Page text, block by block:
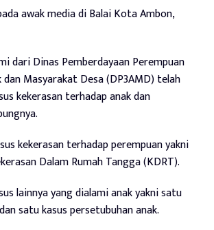
awak media di Balai Kota Ambon,
dari Dinas Pemberdayaan Perempuan
dan Masyarakat Desa (DP3AMD) telah
kekerasan terhadap anak dan
kekerasan terhadap perempuan yakni
Dalam Rumah Tangga (KDRT).
lainnya yang dialami anak yakni satu
satu kasus persetubuhan anak.